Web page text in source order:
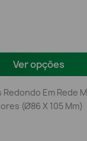
Ver opções
Em Rede
(Ø86 X 105 Mm)